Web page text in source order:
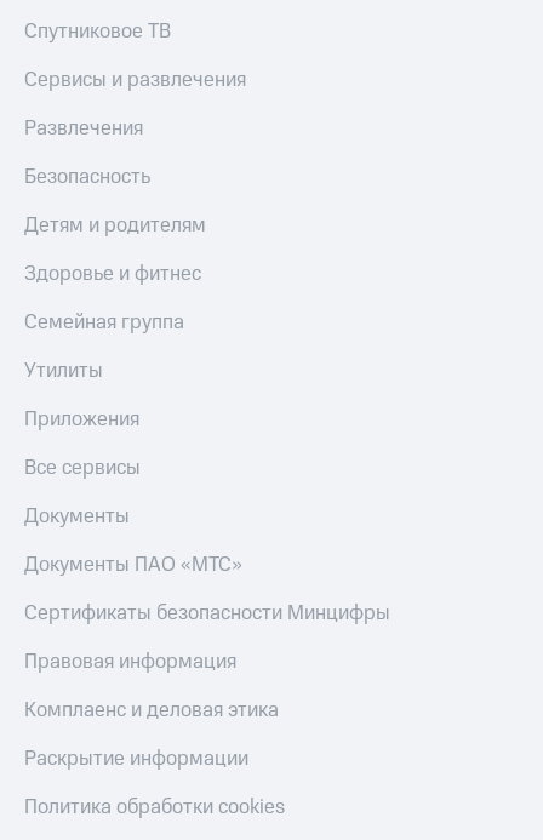
Спутниковое ТВ
Сервисы и развлечения
Развлечения
Безопасность
Детям и родителям
Здоровье и фитнес
Семейная группа
Утилиты
Приложения
Все сервисы
Документы
Документы ПАО «МТС»
Сертификаты безопасности Минцифры
Правовая информация
Комплаенс и деловая этика
Раскрытие информации
Политика обработки cookies